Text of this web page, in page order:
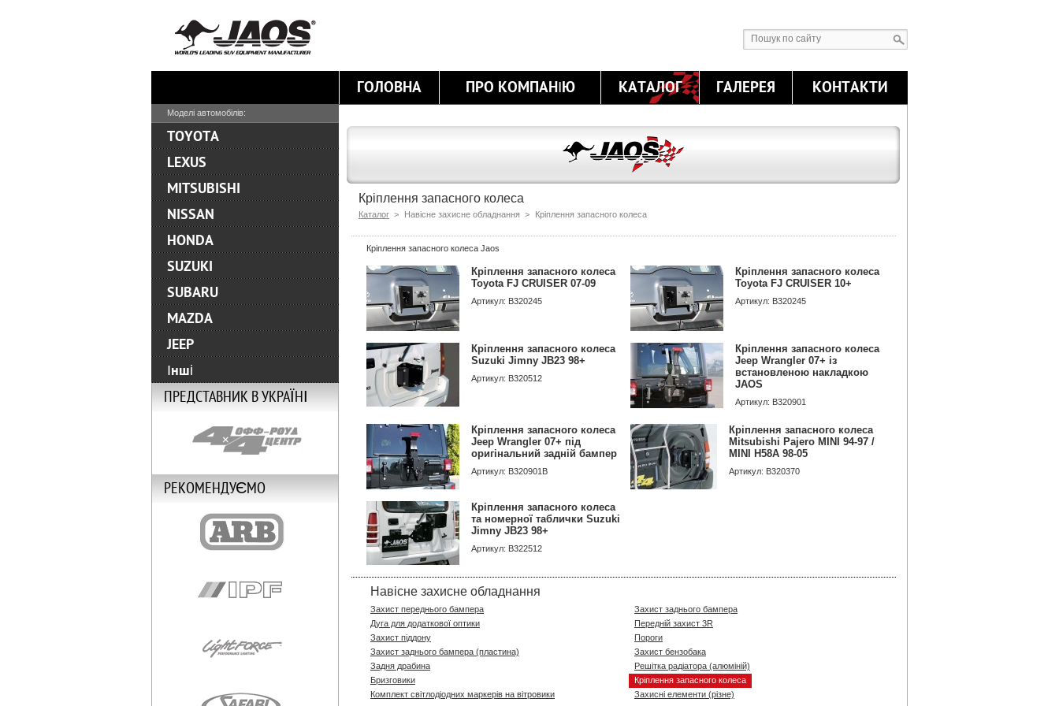
ГОЛОВНА ПРО КОМПАНІЮ КАТАЛОГ ГАЛЕРЕЯ КОНТАКТИ
Кріплення запасного колеса
Каталог > Навісне захисне обладнання > Кріплення запасного колеса
Кріплення запасного колеса Jaos
Кріплення запасного колеса
Toyota FJ CRUISER 07-09
Артикул: B320245
Кріплення запасного колеса
Toyota FJ CRUISER 10+
Артикул: B320245
Кріплення запасного колеса
Suzuki Jimny JB23 98+
Артикул: B320512
Кріплення запасного колеса
Jeep Wrangler 07+ із
встановленою накладкою
JAOS
Артикул: B320901
Кріплення запасного колеса
Jeep Wrangler 07+ під
оригінальний задній бампер
Артикул: B320901B
Кріплення запасного колеса
Mitsubishi Pajero MINI 94-97 /
MINI H58A 98-05
Артикул: B320370
Кріплення запасного колеса
та номерної таблички Suzuki
Jimny JB23 98+
Артикул: B322512
Навісне захисне обладнання
Захист переднього бампера
Захист заднього бампера
Дуга для додаткової оптики
Передній захист 3R
Захист піддону
Пороги
Захист заднього бампера (пластина)
Захист бензобака
Задня драбина
Решітка радіатора (алюміній)
Бризговики
Кріплення запасного колеса
Комплект світлодіодних маркерів на вітровики
Захисні елементи (різне)
Моделі автомобілів:
TOYOTA
LEXUS
MITSUBISHI
NISSAN
HONDA
SUZUKI
SUBARU
MAZDA
JEEP
Інші
ПРЕДСТАВНИК В УКРАЇНІ
РЕКОМЕНДУЄМО